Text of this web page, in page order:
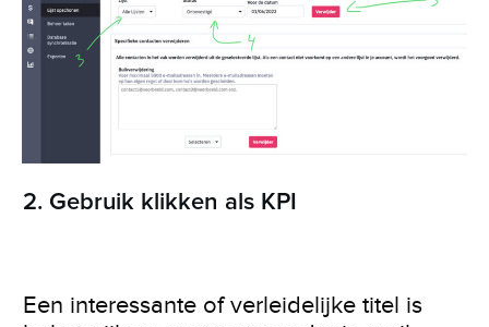
2. Gebruik klikken als KPI
Een interessante of verleidelijke titel is